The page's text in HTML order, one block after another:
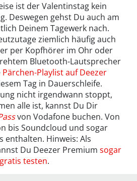
ist der Valentinstag kein
Deswegen gehst Du auch am
Deinem Tagewerk nach.
ziemlich häufig auch
per Kopfhörer im Ohr oder
Bluetooth-Lautsprecher
Pärchen-Playlist auf Deezer
Tag in Dauerschleife.
nicht irgendwann stoppt,
alle ist, kannst Du Dir
von Vodafone buchen. Von
bis Soundcloud und sogar
enthalten. Hinweis: Als
Du Deezer Premium sogar
testen.